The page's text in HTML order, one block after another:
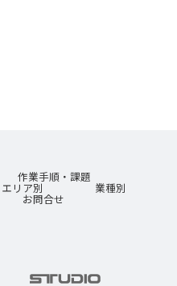
作業手順・課題
エリア別 業種別
お問合せ